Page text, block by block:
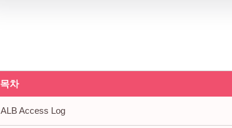
목차
ALB Access Log